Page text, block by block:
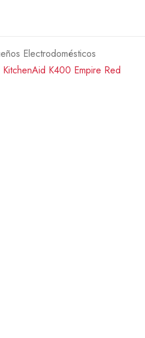
Electrodomésticos
KitchenAid K400 Empire Red